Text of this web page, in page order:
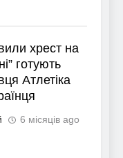
хрест на
готують
Атлетіка
6 місяців ago